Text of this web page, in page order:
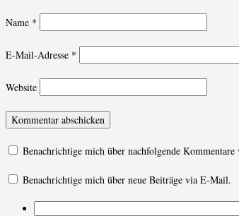
Name *
E-Mail-Adresse *
Website
Benachrichtige mich über nachfolgende
Benachrichtige mich über neue Beiträge via E-Mail.